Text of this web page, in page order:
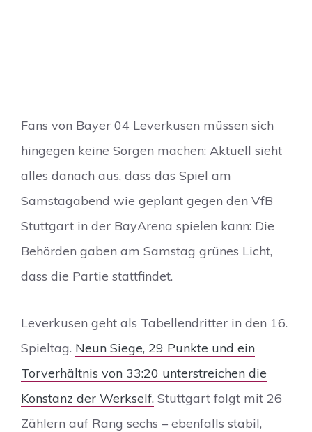
Fans von Bayer 04 Leverkusen müssen sich
hingegen keine Sorgen machen: Aktuell sieht
alles danach aus, dass das Spiel am
Samstagabend wie geplant gegen den VfB
Stuttgart in der BayArena spielen kann: Die
Behörden gaben am Samstag grünes Licht,
dass die Partie stattfindet.
Leverkusen geht als Tabellendritter in den 16.
Spieltag. Neun Siege, 29 Punkte und ein
Torverhältnis von 33:20 unterstreichen die
Konstanz der Werkself. Stuttgart folgt mit 26
Zählern auf Rang sechs – ebenfalls stabil,